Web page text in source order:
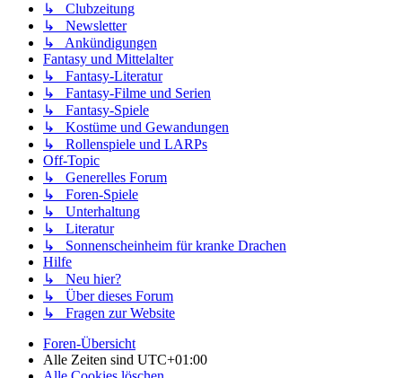
↳ Clubzeitung
↳ Newsletter
↳ Ankündigungen
Fantasy und Mittelalter
↳ Fantasy-Literatur
↳ Fantasy-Filme und Serien
↳ Fantasy-Spiele
↳ Kostüme und Gewandungen
↳ Rollenspiele und LARPs
Off-Topic
↳ Generelles Forum
↳ Foren-Spiele
↳ Unterhaltung
↳ Literatur
↳ Sonnenscheinheim für kranke Drachen
Hilfe
↳ Neu hier?
↳ Über dieses Forum
↳ Fragen zur Website
Foren-Übersicht
Alle Zeiten sind UTC+01:00